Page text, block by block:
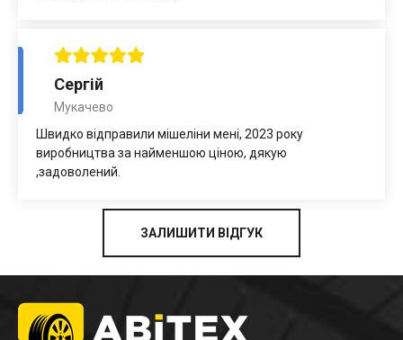
Сергій
Мукачево
Швидко відправили мішеліни мені, 2023 року
виробництва за найменшою ціною, дякую
,задоволений.
ЗАЛИШИТИ ВІДГУК